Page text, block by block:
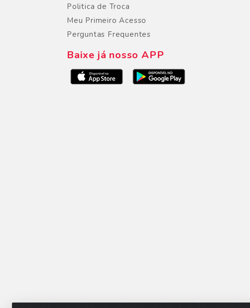
Politica de Troca
Meu Primeiro Acesso
Perguntas Frequentes
Baixe já nosso APP